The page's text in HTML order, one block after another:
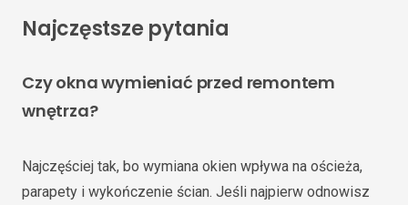
Najczęstsze pytania
Czy okna wymieniać przed remontem
wnętrza?
Najczęściej tak, bo wymiana okien wpływa na ościeża,
parapety i wykończenie ścian. Jeśli najpierw odnowisz